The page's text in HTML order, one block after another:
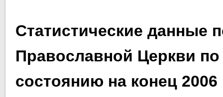
Статистические данные
Православной Церкви по
состоянию на конец 2006